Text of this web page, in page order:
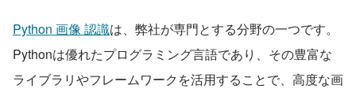
Python 画像 認識は、弊社が専門とする分野の一つです。
Pythonは優れたプログラミング言語であり、その豊富な
ライブラリやフレームワークを活用することで、高度な画